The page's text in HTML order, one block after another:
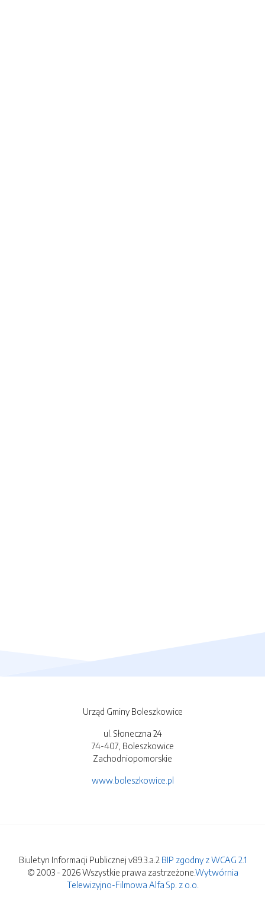
Urząd Gminy Boleszkowice
ul. Słoneczna 24
74-407, Boleszkowice
Zachodniopomorskie
www.boleszkowice.pl
Biuletyn Informacji Publicznej v89.3.a.2 BIP zgodny z WCAG 2.1
© 2003 - 2026 Wszystkie prawa zastrzeżone.Wytwórnia
Telewizyjno-Filmowa Alfa Sp. z o.o.